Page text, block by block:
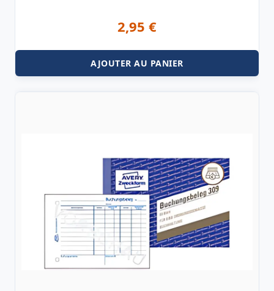
2,95 €
AJOUTER AU PANIER